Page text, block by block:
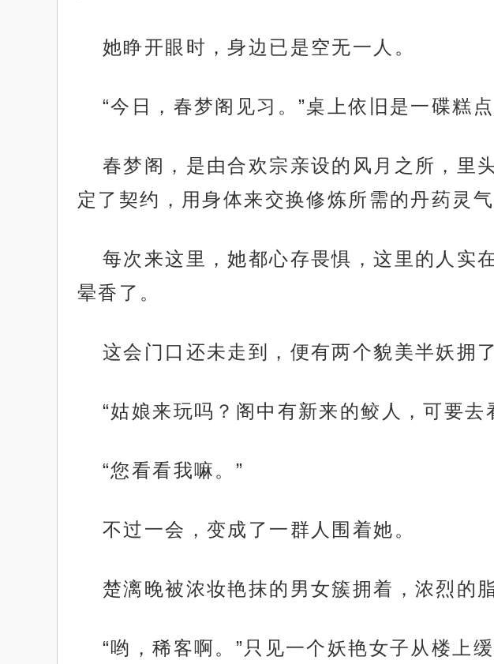
她睁开眼时，身边已是空无一人。
“今日，春梦阁见习。”桌上依旧是一碟糕
春梦阁，是由合欢宗亲设的风月之所，里
定了契约，用身体来交换修炼所需的丹药灵气
每次来这里，她都心存畏惧，这里的人实
晕香了。
这会门口还未走到，便有两个貌美半妖拥
“姑娘来玩吗？阁中有新来的鲛人，可要去
“您看看我嘛。”
不过一会，变成了一群人围着她。
楚漓晚被浓妆艳抹的男女簇拥着，浓烈的
“哟，稀客啊。”只见一个妖艳女子从楼上